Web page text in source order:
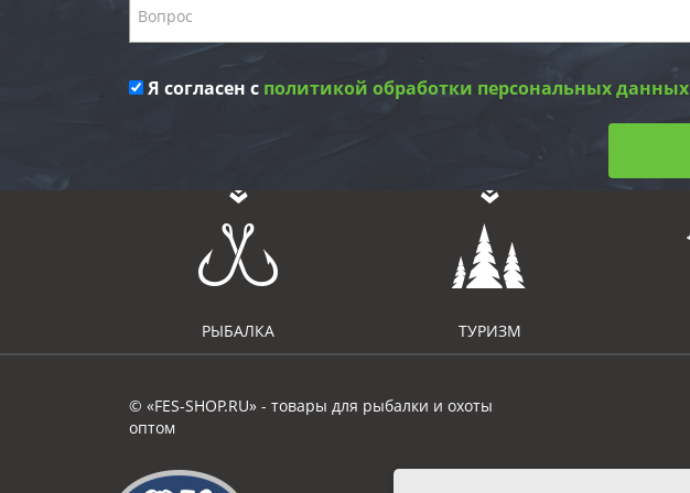
Я согласен с политикой обработки персональных данных
РЫБАЛКА ТУРИЗМ
© «FES-SHOP.RU» - товары для рыбалки и охоты
оптом